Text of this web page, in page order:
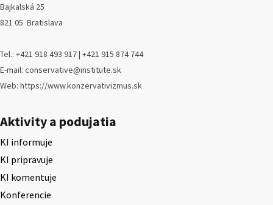
Bajkalská 25
821 05 Bratislava
Tel.: +421 918 493 917 | +421 915 874 744
E-mail: conservative@institute.sk
Web: https://www.konzervativizmus.sk
Aktivity a podujatia
KI informuje
KI pripravuje
KI komentuje
Konferencie